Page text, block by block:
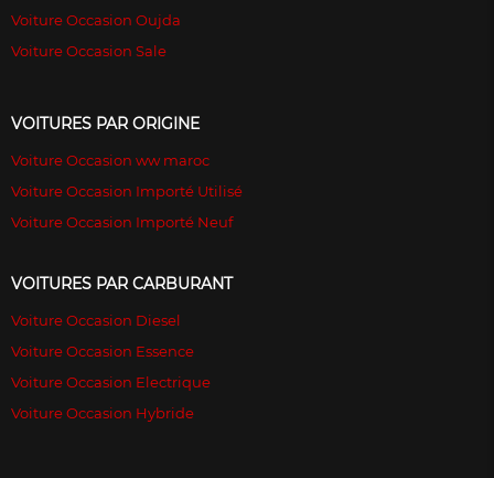
Voiture Occasion Oujda
Voiture Occasion Sale
VOITURES PAR ORIGINE
Voiture Occasion ww maroc
Voiture Occasion Importé Utilisé
Voiture Occasion Importé Neuf
VOITURES PAR CARBURANT
Voiture Occasion Diesel
Voiture Occasion Essence
Voiture Occasion Electrique
Voiture Occasion Hybride